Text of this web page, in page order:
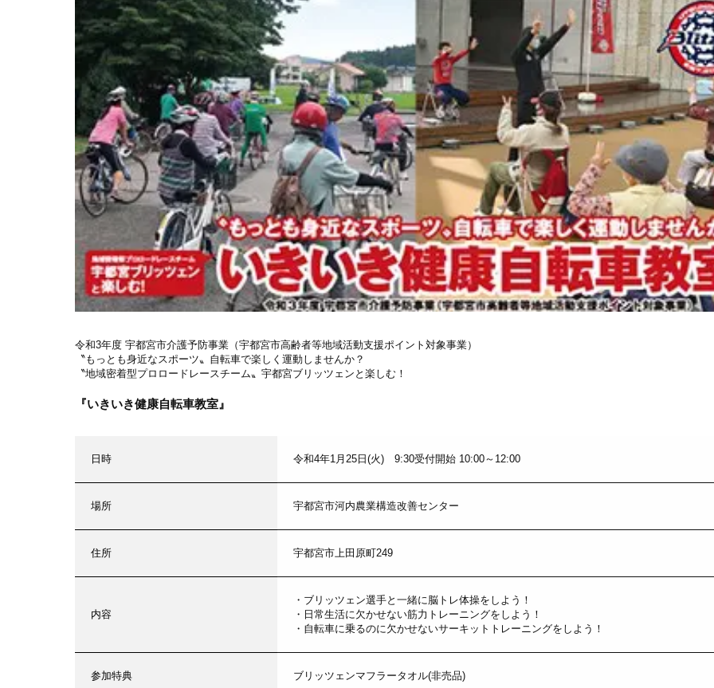
令和3年度 宇都宮市介護予防事業（宇都宮市高齢者等地域活動支援ポイント対象事業）
〝もっとも身近なスポーツ〟自転車で楽しく運動しませんか？
〝地域密着型プロロードレースチーム〟宇都宮ブリッツェンと楽しむ！
『いきいき健康自転車教室』
日時 令和4年1月25日(火) 9:30受付開始 10:00～12:00
場所 宇都宮市河内農業構造改善センター
住所 宇都宮市上田原町249
内容
・ブリッツェン選手と一緒に脳トレ体操をしよう！
・日常生活に欠かせない筋力トレーニングをしよう！
・自転車に乗るのに欠かせないサーキットトレーニングをしよう！
参加特典 ブリッツェンマフラータオル(非売品)